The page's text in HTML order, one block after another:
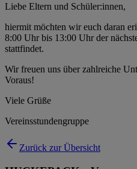
Liebe Eltern und Schüler:innen,
hiermit möchten wir euch daran
8:00 Uhr bis 13:00 Uhr der
stattfindet.
Wir freuen uns über zahlreiche
Voraus!
Viele Grüße
Vereinsstundengruppe
Zurück zur Übersicht